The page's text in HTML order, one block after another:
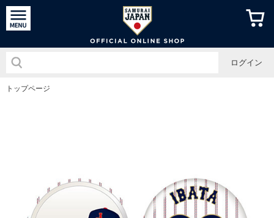
侍ジャパ
ログイン
トップページ